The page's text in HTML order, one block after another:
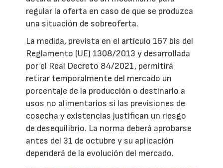
regular la oferta en caso de que se produzca
una situación de sobreoferta.
La medida, prevista en el artículo 167 bis del
Reglamento (UE) 1308/2013 y desarrollada
por el Real Decreto 84/2021, permitirá
retirar temporalmente del mercado un
porcentaje de la producción o destinarlo a
usos no alimentarios si las previsiones de
cosecha y existencias justifican un riesgo
de desequilibrio. La norma deberá aprobarse
antes del 31 de octubre y su aplicación
dependerá de la evolución del mercado.